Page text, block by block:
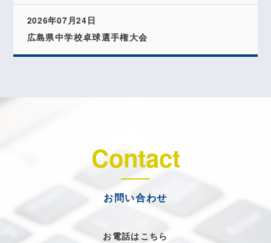
2026年07月24日
広島県中学校卓球選手権大会
Contact
お問い合わせ
お電話はこちら